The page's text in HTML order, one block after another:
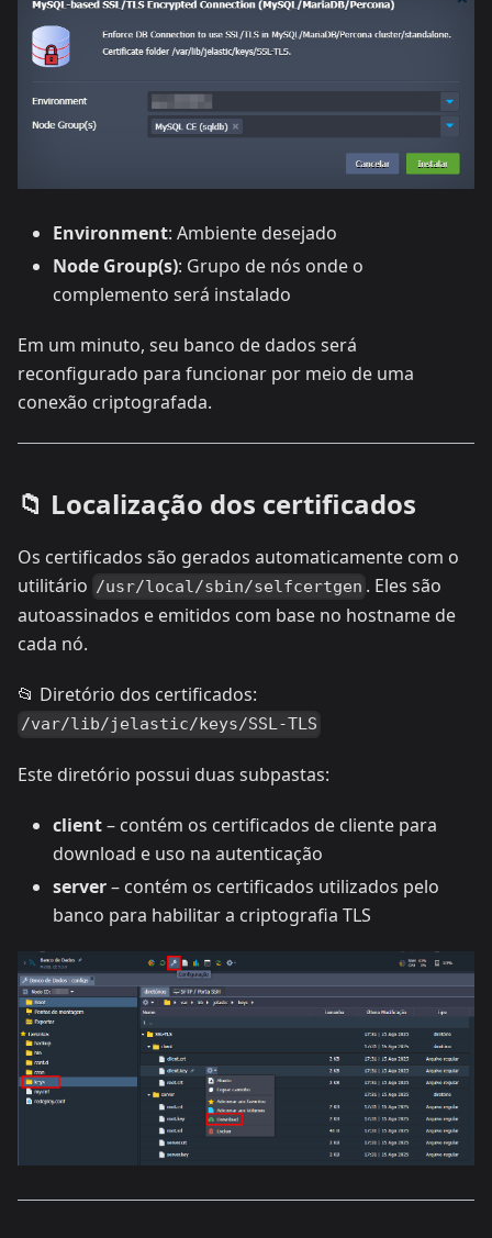
Environment: Ambiente desejado
Node Group(s): Grupo de nós onde o
complemento será instalado
Em um minuto, seu banco de dados será
reconfigurado para funcionar por meio de uma
conexão criptografada.
📁 Localização dos certificados
Os certificados são gerados automaticamente com o
utilitário /usr/local/sbin/selfcertgen . Eles são
autoassinados e emitidos com base no hostname de
cada nó.
📂 Diretório dos certificados:
/var/lib/jelastic/keys/SSL-TLS
Este diretório possui duas subpastas:
client– contém os certificados de cliente para
download e uso na autenticação
server– contém os certificados utilizados pelo
banco para habilitar a criptografia TLS